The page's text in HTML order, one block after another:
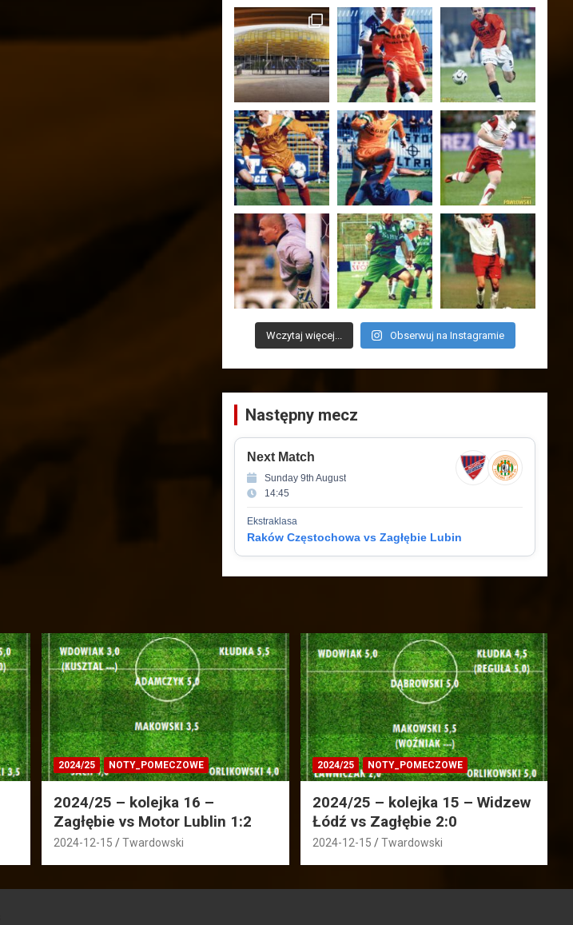
Wczytaj więcej... Obserwuj na Instagramie
Następny mecz
Next Match
Sunday 9th August
14:45
Ekstraklasa
Raków Częstochowa vs Zagłębie Lubin
2024/25 NOTY_POMECZOWE
2024/25 – kolejka 16 –
Zagłębie vs Motor Lublin 1:2
2024-12-15 Twardowski
2024/25 NOTY_POMECZOWE
2024/25 – kolejka 15 – Widzew
Łódź vs Zagłębie 2:0
2024-12-15 Twardowski